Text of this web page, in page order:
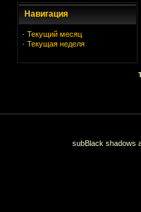
Навигация
· Текущий месяц
· Текущая неделя
subBlack shadows